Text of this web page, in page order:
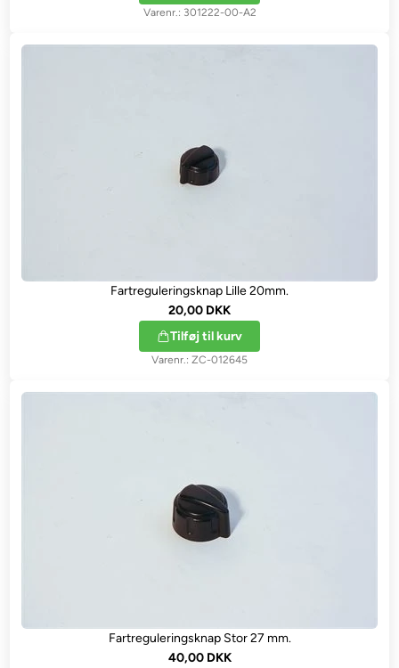
301222-00-A2
Fartreguleringsknap Lille 20mm.
20,00 DKK
Tilføj til kurv
ZC-012645
Fartreguleringsknap Stor 27 mm.
40,00 DKK